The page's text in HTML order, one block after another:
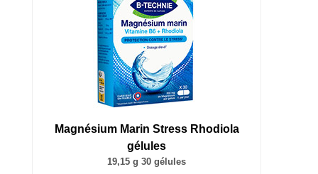
Magnésium Marin Stress Rhodiola
gélules
19,15 g 30 gélules